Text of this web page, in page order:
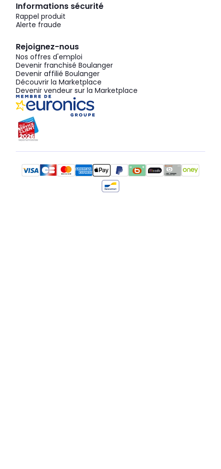
Informations sécurité
Rappel produit
Alerte fraude
Rejoignez-nous
Nos offres d'emploi
Devenir franchisé Boulanger
Devenir affilié Boulanger
Découvrir la Marketplace
Devenir vendeur sur la Marketplace